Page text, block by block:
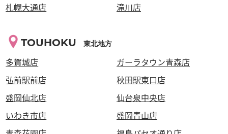
札幌大通店 滝川店
TOUHOKU 東北地方
多賀城店
ガーラタウン青森店
弘前駅前店
秋田駅東口店
盛岡仙北店
仙台泉中央店
いわき市店
盛岡青山店